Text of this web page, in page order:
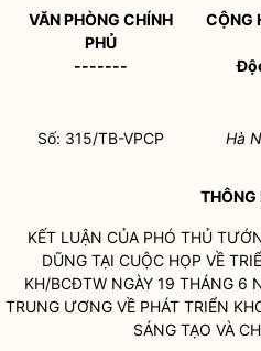
VĂN PHÒNG CHÍNH
PHỦ
-------
CỘNG
Số: 315/TB-VPCP Hà
THÔNG
KẾT LUẬN CỦA PHÓ THỦ
DŨNG TẠI CUỘC HỌP VỀ
KH/BCĐTW NGÀY 19 THÁNG 6
TRUNG ƯƠNG VỀ PHÁT TRIỂN
SÁNG TẠO VÀ